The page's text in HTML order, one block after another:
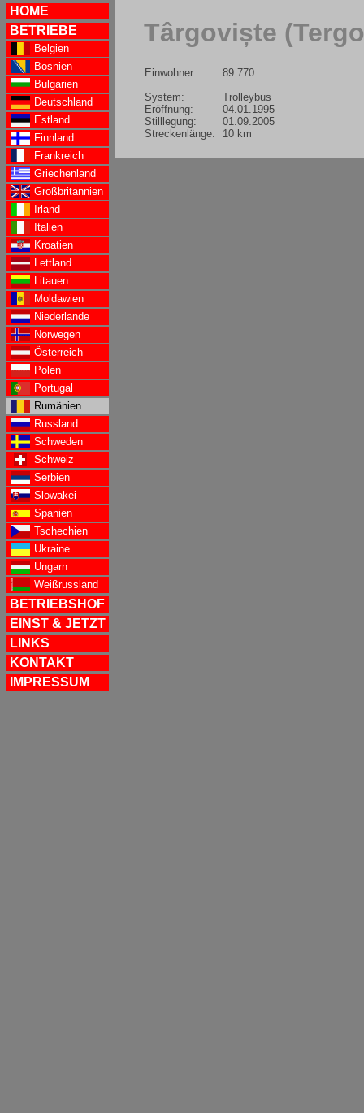
HOME
BETRIEBE
Belgien
Bosnien
Bulgarien
Deutschland
Estland
Finnland
Frankreich
Griechenland
Großbritannien
Irland
Italien
Kroatien
Lettland
Litauen
Moldawien
Niederlande
Norwegen
Österreich
Polen
Portugal
Rumänien
Russland
Schweden
Schweiz
Serbien
Slowakei
Spanien
Tschechien
Ukraine
Ungarn
Weißrussland
BETRIEBSHOF
EINST & JETZT
LINKS
KONTAKT
IMPRESSUM
Târgoviște
Einwohner:
System:
Eröffnung:
Stilllegung:
Streckenlänge:
89.770
Trolleybus
04.01.1995
01.09.2005
10 km